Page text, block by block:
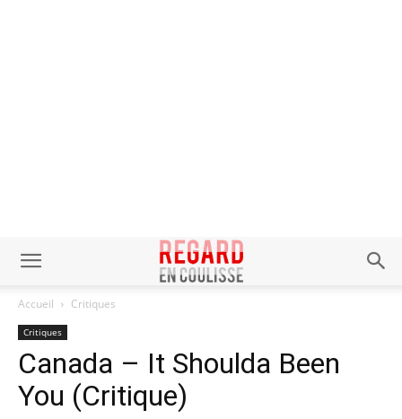
Accueil Critiques
Critiques
Canada – It Shoulda Been
You (Critique)